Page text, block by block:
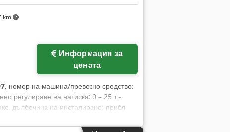
km
цената
, номер на машина/превозно средство:
регулиране на натиска: 0 – 25 т -
дълбочина на инсталиране: прибл.
напр.: – Плоска стомана
управление: SIEMENS OP 5 –